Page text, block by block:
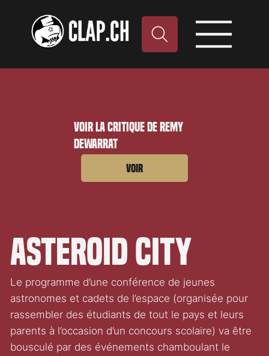
Voir la critique de Remy
Dewarrat
Voir
Asteroid City
Le programme d’une conférence de jeunes
astronomes et cadets de l’espace (organisée pour
rassembler des étudiants de tout le pays et leurs
parents à l’occasion d’un concours scolaire) va être
bousculé par des événements chamboulant le